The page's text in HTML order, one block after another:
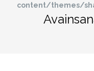
content/themes/